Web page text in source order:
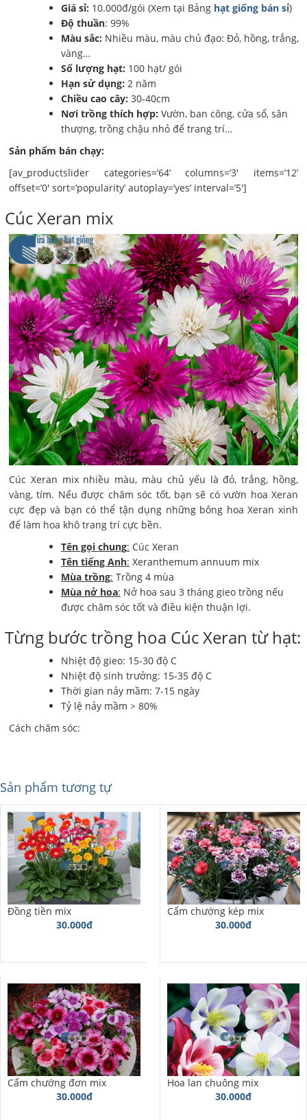
Giá sỉ: 10.000đ/gói (Xem tại Bảng hạt giống bán sỉ)
Độ thuần: 99%
Màu sắc: Nhiều màu, màu chủ đạo: Đỏ, hồng, trắng,
vàng…
Số lượng hạt: 100 hạt/ gói
Hạn sử dụng: 2 năm
Chiều cao cây: 30-40cm
Nơi trồng thích hợp: Vườn, ban công, cửa sổ, sân
thượng, trồng chậu nhỏ để trang trí…
Sản phẩm bán chạy:
[av_productslider categories=’64’ columns=’3′ items=’12’
offset=’0′ sort=’popularity’ autoplay=’yes’ interval=’5′]
Cúc Xeran mix
Cúc Xeran mix nhiều màu, màu chủ yếu là đỏ, trắng, hồng,
vàng, tím. Nếu được chăm sóc tốt, bạn sẽ có vườn hoa Xeran
cực đẹp và bạn có thể tận dụng những bông hoa Xeran xinh
để làm hoa khô trang trí cực bền.
Tên gọi chung: Cúc Xeran
Tên tiếng Anh: Xeranthemum annuum mix
Mùa trồng: Trồng 4 mùa
Mùa nở hoa: Nở hoa sau 3 tháng gieo trồng nếu
được chăm sóc tốt và điều kiện thuận lợi.
Từng bước trồng hoa Cúc Xeran từ hạt:
Nhiệt độ gieo: 15-30 độ C
Nhiệt độ sinh trưởng: 15-35 độ C
Thời gian nảy mầm: 7-15 ngày
Tỷ lệ nảy mầm > 80%
Cách chăm sóc:
Sản phẩm tương tự
Đồng tiền mix
30.000đ
Cẩm chướng kép mix
30.000đ
Cẩm chướng đơn mix
30.000đ
Hoa lan chuông mix
30.000đ